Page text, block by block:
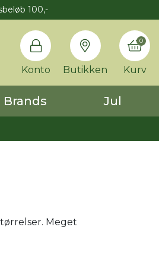
100,-
Konto Butikken Kurv
0
Brands Jul
Meget